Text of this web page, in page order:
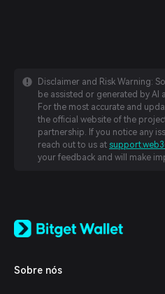
Disclaimer and Risk Warning:
be assisted or generated by AI
For the most accurate and
the official website of the
partnership. If you notice any
reach out to us at
your feedback and will make
日本語
Español (Latinoamérica)
Sobre nós